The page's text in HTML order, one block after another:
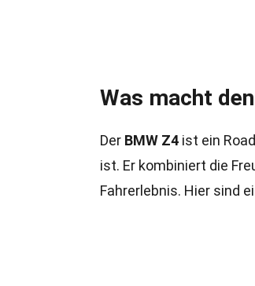
Was macht
Der BMW Z4 ist ein
ist. Er kombiniert die
Fahrerlebnis. Hier sind